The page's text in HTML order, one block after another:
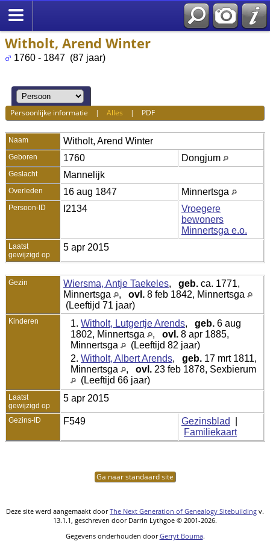
Witholt, Arend Winter
1760 - 1847 (87 jaar)
Persoonlijke informatie |Alles | PDF
Naam Witholt, Arend Winter
Geboren 1760 Dongjum
Geslacht Mannelijk
Overleden 16 aug 1847 Minnertsga
Persoon-ID I2134
Vroegere
bewoners
Minnertsga e.o.
Laatst
gewijzigd op
5 apr 2015
Gezin Wiersma, Antje Taekeles, geb. ca. 1771,
Minnertsga
, ovl. 8 feb 1842, Minnertsga
(Leeftijd 71 jaar)
Kinderen 1. Witholt, Lutgertje Arends, geb. 6 aug
1802, Minnertsga
, ovl. 8 apr 1885,
Minnertsga
(Leeftijd 82 jaar)
2. Witholt, Albert Arends, geb. 17 mrt 1811,
Minnertsga
, ovl. 23 feb 1878, Sexbierum
(Leeftijd 66 jaar)
Laatst
gewijzigd op
5 apr 2015
Gezins-ID F549 Gezinsblad
Familiekaart
Ga naar standaard site
Deze site werd aangemaakt doorThe Next Generation of Genealogy Sitebuilding v.
13.1.1, geschreven door Darrin Lythgoe © 2001-2026.
Gegevens onderhouden doorGerryt Bouma.